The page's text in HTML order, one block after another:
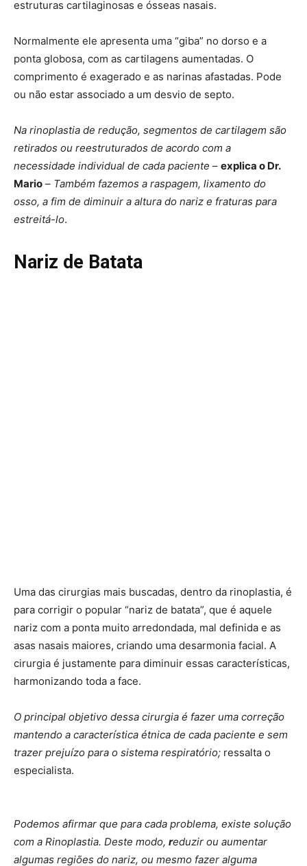
estruturas cartilaginosas e ósseas nasais.
Normalmente ele apresenta uma “giba” no dorso e a
ponta globosa, com as cartilagens aumentadas. O
comprimento é exagerado e as narinas afastadas. Pode
ou não estar associado a um desvio de septo.
Na rinoplastia de redução, segmentos de cartilagem são
retirados ou reestruturados de acordo com a
necessidade individual de cada paciente – explica o Dr.
Mario – Também fazemos a raspagem, lixamento do
osso, a fim de diminuir a altura do nariz e fraturas para
estreitá-lo.
Nariz de Batata
Uma das cirurgias mais buscadas, dentro da rinoplastia, é
para corrigir o popular “nariz de batata”, que é aquele
nariz com a ponta muito arredondada, mal definida e as
asas nasais maiores, criando uma desarmonia facial. A
cirurgia é justamente para diminuir essas características,
harmonizando toda a face.
O principal objetivo dessa cirurgia é fazer uma correção
mantendo a característica étnica de cada paciente e sem
trazer prejuízo para o sistema respiratório; ressalta o
especialista.
Podemos afirmar que para cada problema, existe solução
com a Rinoplastia. Deste modo, reduzir ou aumentar
algumas regiões do nariz, ou mesmo fazer alguma